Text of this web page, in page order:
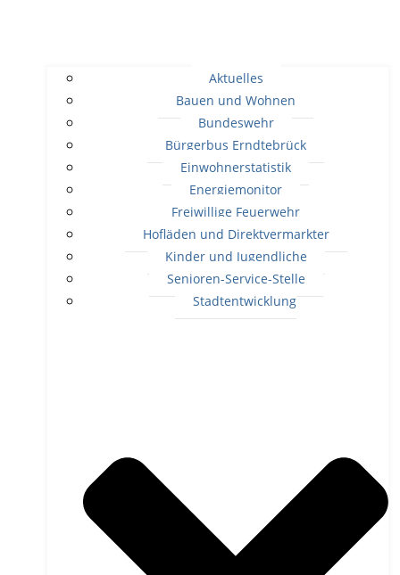
Aktuelles
Bauen und Wohnen
Bundeswehr
Bürgerbus Erndtebrück
Einwohnerstatistik
Energiemonitor
Freiwillige Feuerwehr
Hofläden und Direktvermarkter
Kinder und Jugendliche
Senioren-Service-Stelle
Stadtentwicklung